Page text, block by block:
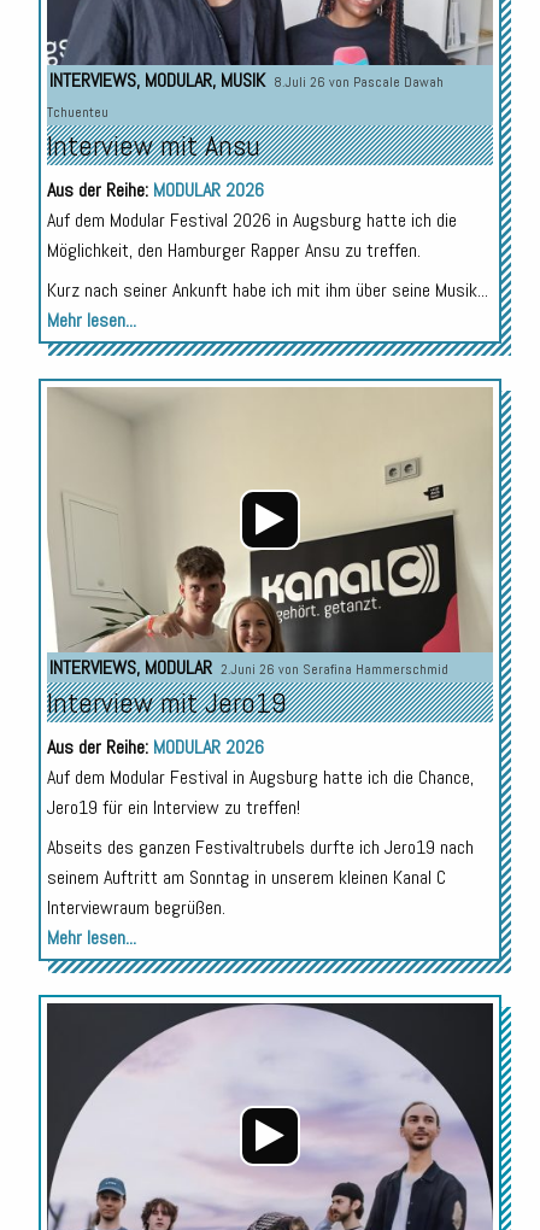
INTERVIEWS, MODULAR, MUSIK 8.Juli 26 von Pascale Dawah
Tchuenteu
Interview mit Ansu
Aus der Reihe: MODULAR 2026
Auf dem Modular Festival 2026 in Augsburg hatte ich die
Möglichkeit, den Hamburger Rapper Ansu zu treffen.
Kurz nach seiner Ankunft habe ich mit ihm über seine Musik...
Mehr lesen...
Audio-
Player
INTERVIEWS, MODULAR 2.Juni 26 von Serafina Hammerschmid
Interview mit Jero19
Aus der Reihe: MODULAR 2026
Auf dem Modular Festival in Augsburg hatte ich die Chance,
Jero19 für ein Interview zu treffen!
Abseits des ganzen Festivaltrubels durfte ich Jero19 nach
seinem Auftritt am Sonntag in unserem kleinen Kanal C
Interviewraum begrüßen.
Mehr lesen...
Audio-
Player